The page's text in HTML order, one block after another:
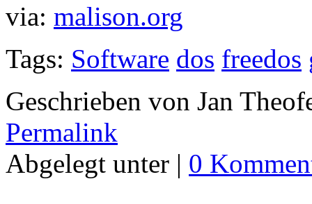
via: malison.org
Tags: Software dos freedos
Geschrieben von Jan
Permalink
Abgelegt unter | 0